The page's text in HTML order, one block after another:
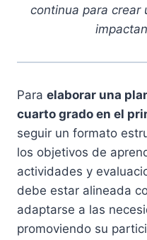
continua para crear
Para elaborar una
cuarto grado en el
seguir un formato
los objetivos de
actividades y
debe estar alineada
adaptarse a las
promoviendo su